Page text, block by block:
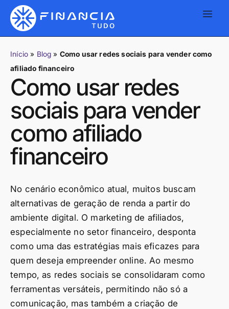
Início » Blog » Como usar redes sociais para vender como
afiliado financeiro
Como usar redes
sociais para vender
como afiliado
financeiro
No cenário econômico atual, muitos buscam
alternativas de geração de renda a partir do
ambiente digital. O marketing de afiliados,
especialmente no setor financeiro, desponta
como uma das estratégias mais eficazes para
quem deseja empreender online. Ao mesmo
tempo, as redes sociais se consolidaram como
ferramentas versáteis, permitindo não só a
comunicação, mas também a criação de